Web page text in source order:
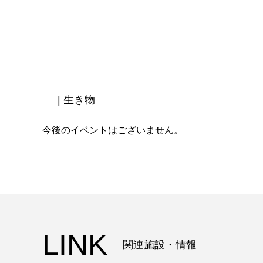
| 生き物
今後のイベントはございません。
LINK 関連施設・情報